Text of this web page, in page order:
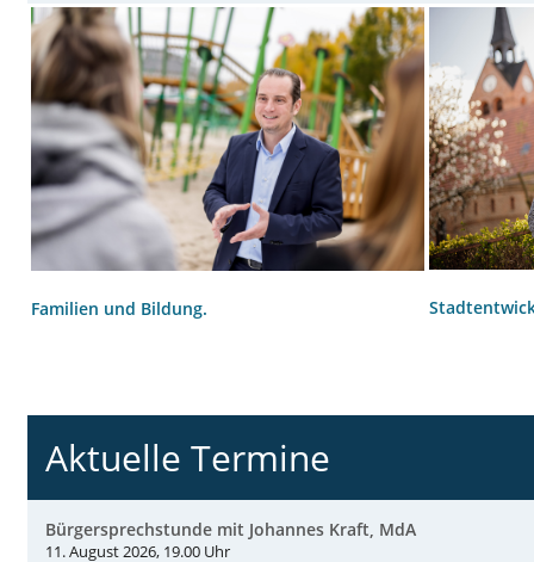
Familien und Bildung.
Aktuelle Termine
Bürgersprechstunde mit Johannes Kraft, MdA
11. August 2026, 19.00 Uhr